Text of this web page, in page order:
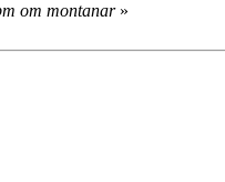
от montanar»